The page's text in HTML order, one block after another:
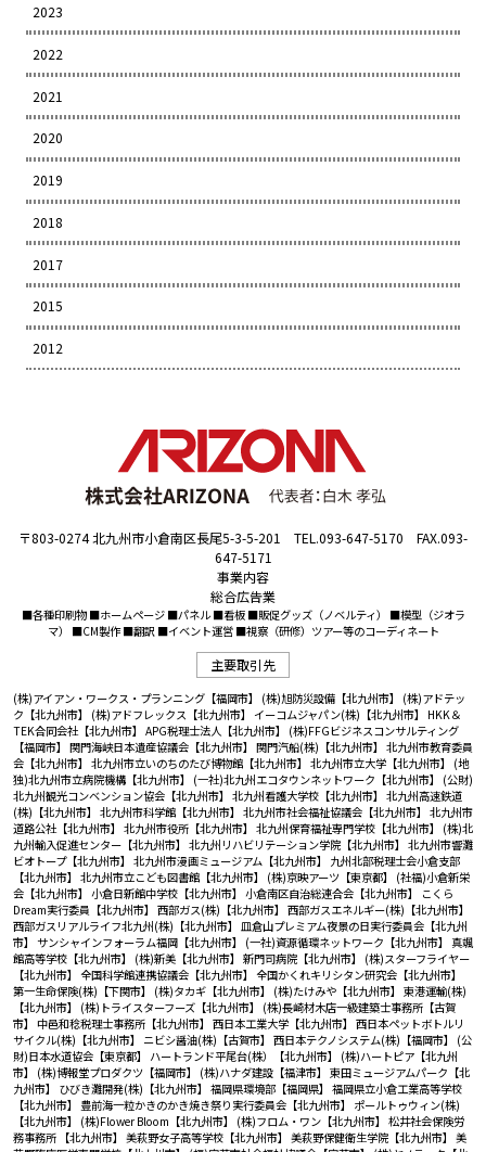
2023
2022
2021
2020
2019
2018
2017
2015
2012
〒803-0274 北九州市小倉南区長尾5-3-5-201 TEL.093-647-5170 FAX.093-
647-5171
事業内容
総合広告業
■各種印刷物 ■ホームページ ■パネル ■看板 ■販促グッズ（ノベルティ） ■模型（ジオラ
マ） ■CM製作 ■翻訳 ■イベント運営 ■視察（研修）ツアー等のコーディネート
主要取引先
(株)アイアン・ワークス・プランニング【福岡市】 (株)旭防災設備【北九州市】 (株)アドテッ
ク【北九州市】 (株)アドフレックス【北九州市】 イーコムジャパン(株)【北九州市】 HKK＆
TEK合同会社【北九州市】 APG税理士法人【北九州市】 (株)FFGビジネスコンサルティング
【福岡市】 関門海峡日本遺産協議会【北九州市】 関門汽船(株)【北九州市】 北九州市教育委員
会【北九州市】 北九州市立いのちのたび博物館【北九州市】 北九州市立大学【北九州市】 (地
独)北九州市立病院機構【北九州市】 (一社)北九州エコタウンネットワーク【北九州市】 (公財)
北九州観光コンベンション協会【北九州市】 北九州看護大学校【北九州市】 北九州高速鉄道
(株)【北九州市】 北九州市科学館【北九州市】 北九州市社会福祉協議会【北九州市】 北九州市
道路公社【北九州市】 北九州市役所【北九州市】 北九州保育福祉専門学校【北九州市】 (株)北
九州輸入促進センター【北九州市】 北九州リハビリテーション学院【北九州市】 北九州市響灘
ビオトープ【北九州市】 北九州市漫画ミュージアム【北九州市】 九州北部税理士会小倉支部
【北九州市】 北九州市立こども図書館【北九州市】 (株)京映アーツ【東京都】 (社福)小倉新栄
会【北九州市】 小倉日新館中学校【北九州市】 小倉南区自治総連合会【北九州市】
こくら
Dream実行委員【北九州市】 西部ガス(株)【北九州市】 西部ガスエネルギー(株)【北九州市】
西部ガスリアルライフ北九州(株)【北九州市】 皿倉山プレミアム夜景の日実行委員会【北九州
市】 サンシャインフォーラム福岡【北九州市】 (一社)資源循環ネットワーク【北九州市】 真颯
館高等学校【北九州市】 (株)新美【北九州市】 新門司病院【北九州市】 (株)スターフライヤー
【北九州市】 全国科学館連携協議会【北九州市】 全国かくれキリシタン研究会【北九州市】
第一生命保険(株)【下関市】 (株)タカギ【北九州市】 (株)たけみや【北九州市】 東港運輸(株)
【北九州市】 (株)トライスターフーズ【北九州市】 (株)長崎材木店一級建築士事務所【古賀
市】 中邑和稔税理士事務所【北九州市】 西日本工業大学【北九州市】 西日本ペットボトルリ
サイクル(株)【北九州市】 ニビシ醤油(株)【古賀市】 西日本テクノシステム(株)【福岡市】 (公
財)日本水道協会【東京都】 ハートランド平尾台(株）【北九州市】 (株)ハートピア【北九州
市】 (株)博報堂プロダクツ【福岡市】 (株)ハナダ建設【福津市】 東田ミュージアムパーク【北
九州市】 ひびき灘開発(株)【北九州市】 福岡県環境部【福岡県】 福岡県立小倉工業高等学校
【北九州市】 豊前海一粒かきのかき焼き祭り実行委員会【北九州市】 ポールトゥウィン(株)
【北九州市】 (株)Flower Bloom【北九州市】 (株)フロム・ワン【北九州市】 松井社会保険労
務事務所 【北九州市】 美萩野女子高等学校【北九州市】 美萩野保健衛生学院【北九州市】 美